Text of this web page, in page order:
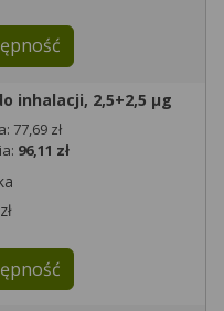
inhalacji, 2,5+2,5 µg
77,69 zł
96,11 zł